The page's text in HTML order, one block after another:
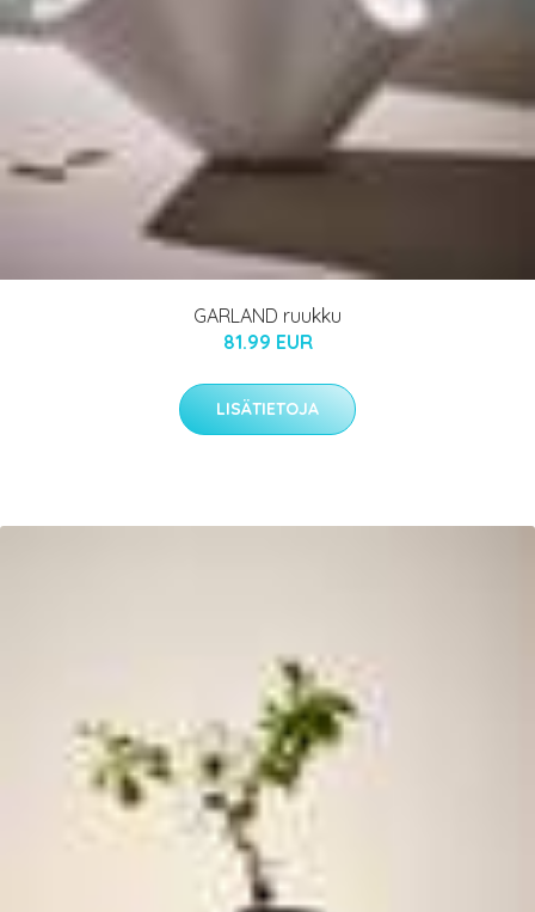
GARLAND ruukku
81.99 EUR
LISÄTIETOJA